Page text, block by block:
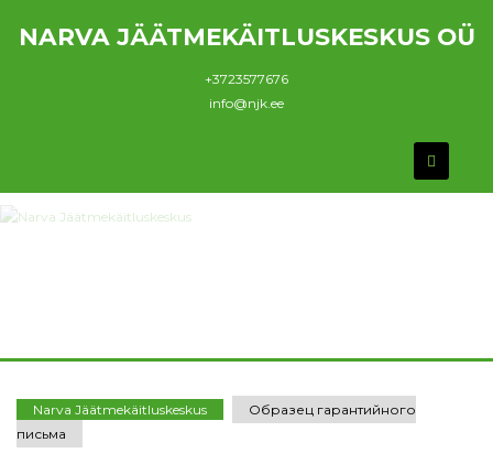
NARVA JÄÄTMEKÄITLUSKESKUS OÜ
+3723577676
info@njk.ee
Narva Jäätmekäitluskeskus
Образец гарантийного
письма